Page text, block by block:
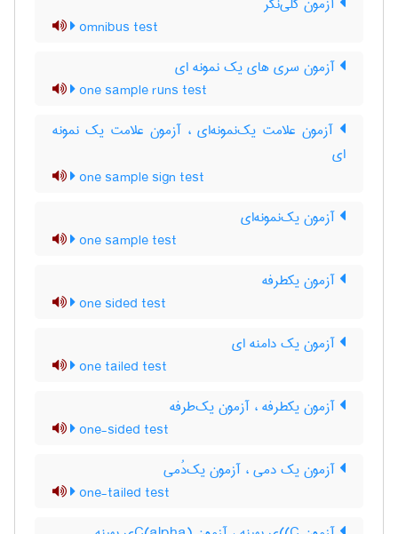
omnibus test
آزمون سری های یک نمونه ای
one sample runs test
آزمون علامت یک‌نمونه‌ای ، آزمون علامت یک نمونه
ای
one sample sign test
آزمون یک‌نمونه‌ای
one sample test
آزمون یکطرفه
one sided test
آزمون یک دامنه ای
one tailed test
آزمون یکطرفه ، آزمون یک‌طرفه
one-sided test
آزمون یک دمی ، آزمون یک‌دُمی
one-tailed test